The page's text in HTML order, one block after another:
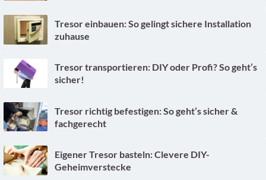
Tresor einbauen: So gelingt sichere Installation
zuhause
Tresor transportieren: DIY oder Profi? So geht’s
sicher!
Tresor richtig befestigen: So geht’s sicher &
fachgerecht
Eigener Tresor basteln: Clevere DIY-
Geheimverstecke